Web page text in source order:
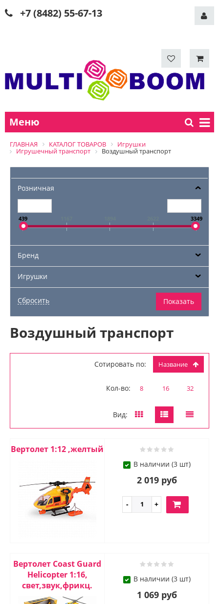
+7 (8482) 55-67-13
Меню
ГЛАВНАЯ КАТАЛОГ ТОВАРОВ
Игрушки
Игрушечный транспорт
Воздушный транспорт
Розничная
439 3349
Бренд
Игрушки
Воздушный транспорт
Сотировать по: Название
Кол-во: 8 16 32
Вид:
Вертолет 1:12 ,желтый
В наличии (3 шт)
2 019 руб
Вертолет Coast Guard
Helicopter 1:16,
свет,звук,фрикц.
В наличии (3 шт)
1 069 руб